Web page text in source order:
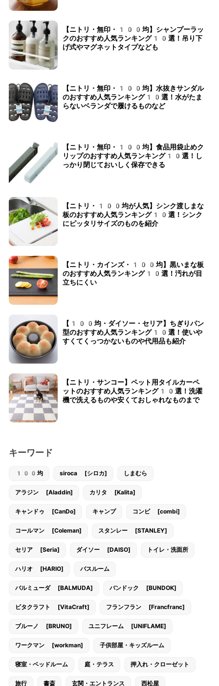
【ニトリ・無印・100均】シャンプーラッ
クのおすすめ人気ランキング10選！吊り下
げ式やマグネットタイプなども
【ニトリ・無印・100均】水抜きサンダル
のおすすめ人気ランキング10選！水がたま
らないベランダで履けるものなど
【ニトリ・無印・100均】食品用袋止めク
リップのおすすめ人気ランキング10選！し
っかり閉じておいしく保存できる
【ニトリ・100均が人気】シンク渡しまな
板のおすすめ人気ランキング10選！シンク
にピッタリサイズのものを紹介
【ニトリ・カインズ・100均】黒いまな板
のおすすめ人気ランキング10選！汚れが目
立ちにくい
【100均・ダイソー・セリア】ちぎりパン
型のおすすめ人気ランキング10選！使いや
すくてくっつかないものや代用品も紹介
【ニトリ・サンコー】ペット用タイルカーペ
ットのおすすめ人気ランキング10選！洗濯
機で洗えるものや安くておしゃれなものまで
キーワード
100均 siroca [シロカ] しまむら
アラジン [Aladdin] カリタ [Kalita]
キャンドゥ [CanDo] キャンプ コンビ [combi]
コールマン [Coleman] スタンレー [STANLEY]
セリア [Seria] ダイソー [DAISO] トイレ・洗面所
ハリオ [HARIO] バスルーム
バルミューダ [BALMUDA] バンドック [BUNDOK]
ビタクラフト [VitaCraft] フランフラン [Francfranc]
ブルーノ [BRUNO] ユニフレーム [UNIFLAME]
ワークマン [workman] 子供部屋・キッズルーム
寝室・ベッドルーム 庭・テラス 押入れ・クローゼット
旅行 書斎 玄関・エントランス 西松屋